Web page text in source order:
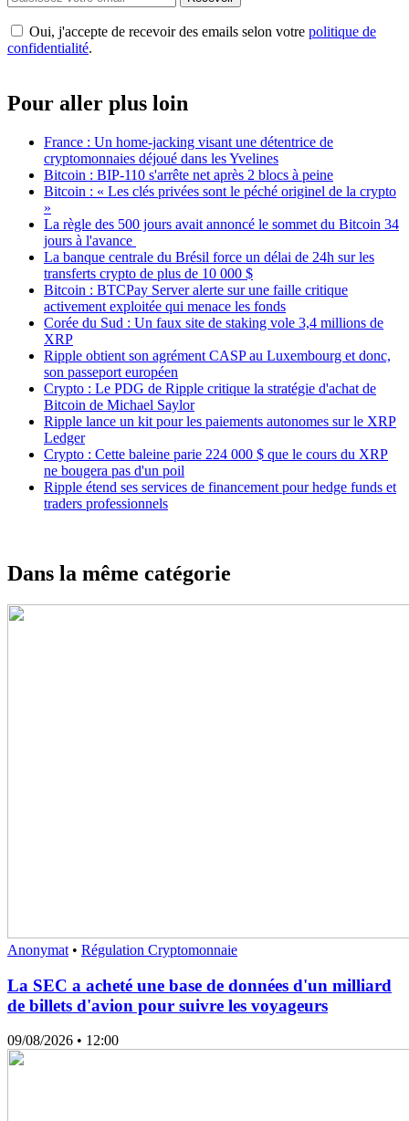
Oui, j'accepte de recevoir des emails selon votre politique de
confidentialité.
Pour aller plus loin
France : Un home-jacking visant une détentrice de
cryptomonnaies déjoué dans les Yvelines
Bitcoin : BIP-110 s'arrête net après 2 blocs à peine
Bitcoin : « Les clés privées sont le péché originel de la crypto
»
La règle des 500 jours avait annoncé le sommet du Bitcoin 34
jours à l'avance
La banque centrale du Brésil force un délai de 24h sur les
transferts crypto de plus de 10 000 $
Bitcoin : BTCPay Server alerte sur une faille critique
activement exploitée qui menace les fonds
Corée du Sud : Un faux site de staking vole 3,4 millions de
XRP
Ripple obtient son agrément CASP au Luxembourg et donc,
son passeport européen
Crypto : Le PDG de Ripple critique la stratégie d'achat de
Bitcoin de Michael Saylor
Ripple lance un kit pour les paiements autonomes sur le XRP
Ledger
Crypto : Cette baleine parie 224 000 $ que le cours du XRP
ne bougera pas d'un poil
Ripple étend ses services de financement pour hedge funds et
traders professionnels
Dans la même catégorie
Anonymat • Régulation Cryptomonnaie
La SEC a acheté une base de données d'un milliard
de billets d'avion pour suivre les voyageurs
09/08/2026 • 12:00